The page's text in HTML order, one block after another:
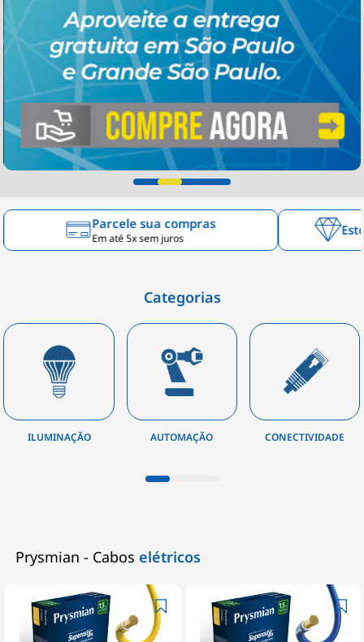
Parcele sua compras
Em até 5x sem juros
Categorias
AUTOMAÇÃO CONECTIVIDADE INSTALAÇÃO
Prysmian - Cabos elétricos